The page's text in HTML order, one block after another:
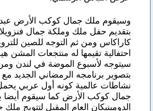
وسيقوم ملك جمال كوكب الأرض
بتقديم حفل ملك وملكة جمال
كاراكاس ومن ثم التوجه للصين
احتفالية تقيمها له منتجعات المشن
سيتوجه لأسبوع الموضة في لندن ومن
بتصوير برنامجه الرمضاني الجديد مع
نشاطات عالمية كونه أول عربي
جمال كوكب الأرض كما سيقوم أيضا
الدومينيكان العام المقبل لتتويج